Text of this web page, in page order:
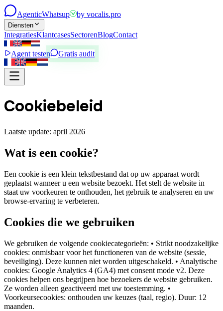
AgenticWhatsup by vocalis.pro
Diensten
IntegratiesKlantcasesSectorenBlogContact
Agent testen Gratis audit
Cookiebeleid
Laatste update: april 2026
Wat is een cookie?
Een cookie is een klein tekstbestand dat op uw apparaat wordt
geplaatst wanneer u een website bezoekt. Het stelt de website in
staat uw voorkeuren te onthouden, het gebruik te analyseren en uw
browse-ervaring te verbeteren.
Cookies die we gebruiken
We gebruiken de volgende cookiecategorieën: • Strikt noodzakelijke
cookies: onmisbaar voor het functioneren van de website (sessie,
beveiliging). Deze kunnen niet worden uitgeschakeld. • Analytische
cookies: Google Analytics 4 (GA4) met consent mode v2. Deze
cookies helpen ons begrijpen hoe bezoekers de website gebruiken.
Ze worden alleen geactiveerd met uw toestemming. •
Voorkeursecookies: onthouden uw keuzes (taal, regio). Duur: 12
maanden.